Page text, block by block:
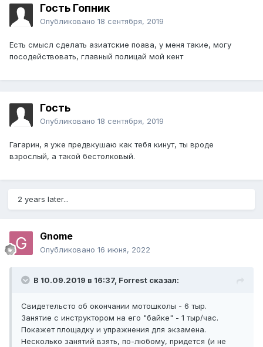
Гость Гопник
Опубликовано 18 сентября, 2019
Есть смысл сделать азиатские поава, у меня такие, могу
посодействовать, главный полицай мой кент
Гость
Опубликовано 18 сентября, 2019
Гагарин, я уже предвкушаю как тебя кинут, ты вроде
взрослый, а такой бестолковый.
2 years later...
Gnome
Опубликовано 16 июня, 2022
В 10.09.2019 в 16:37, Forrest сказал:
Свидетельсто об окончании мотошколы - 6 тыр.
Занятие с инструктором на его "байке" - 1 тыр/час.
Покажет площадку и упражнения для экзамена.
Несколько занятий взять, по-любому, придется (и не